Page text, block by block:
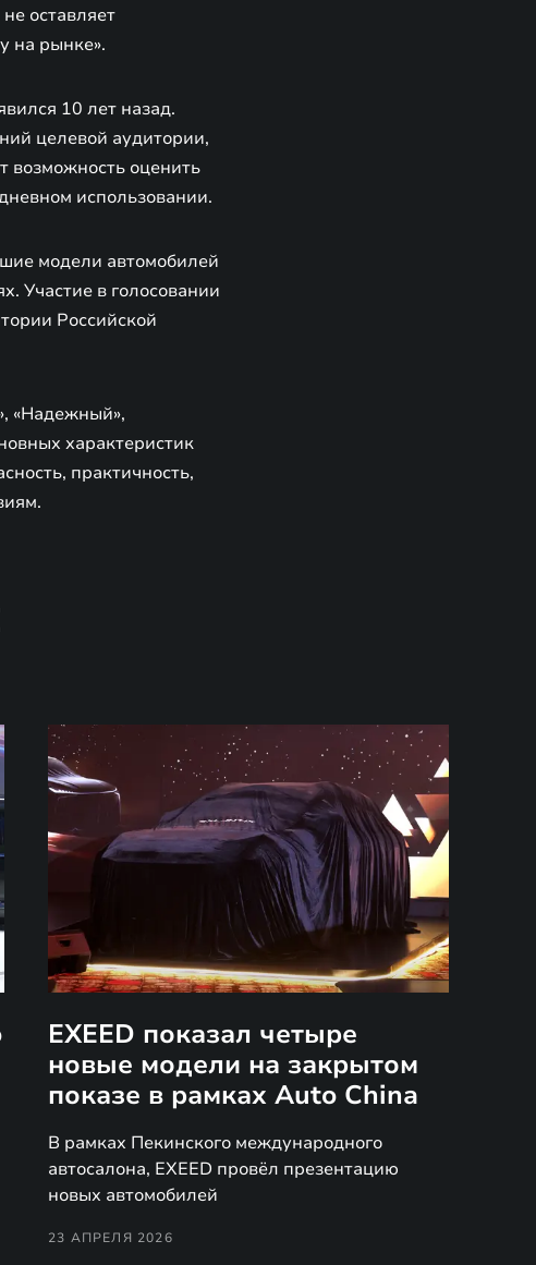
оставляет
на рынке».
10 лет назад.
целевой аудитории,
возможность оценить
использовании.
модели автомобилей
Участие в голосовании
Российской
«Надежный»,
характеристик
практичность,
EXEED показал четыре
новые модели на закрытом
показе в рамках Auto China
В рамках Пекинского международного
автосалона, EXEED провёл презентацию
новых автомобилей
23 АПРЕЛЯ 2026